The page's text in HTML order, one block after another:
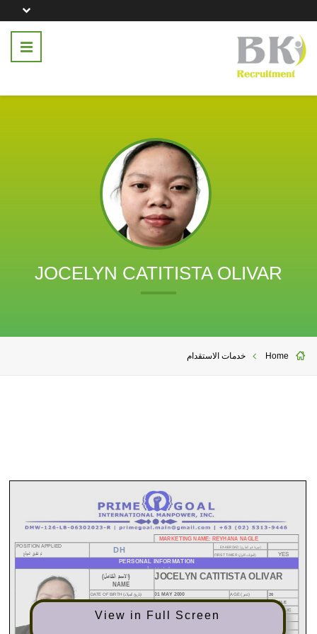
JOCELYN CATITISTA OLIVAR
خدمات الاستقدام
View in Full Screen